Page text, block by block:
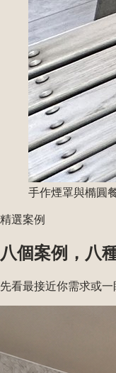
手作煙罩與橢圓
精選案例
八個案例，八
先看最接近你需求或